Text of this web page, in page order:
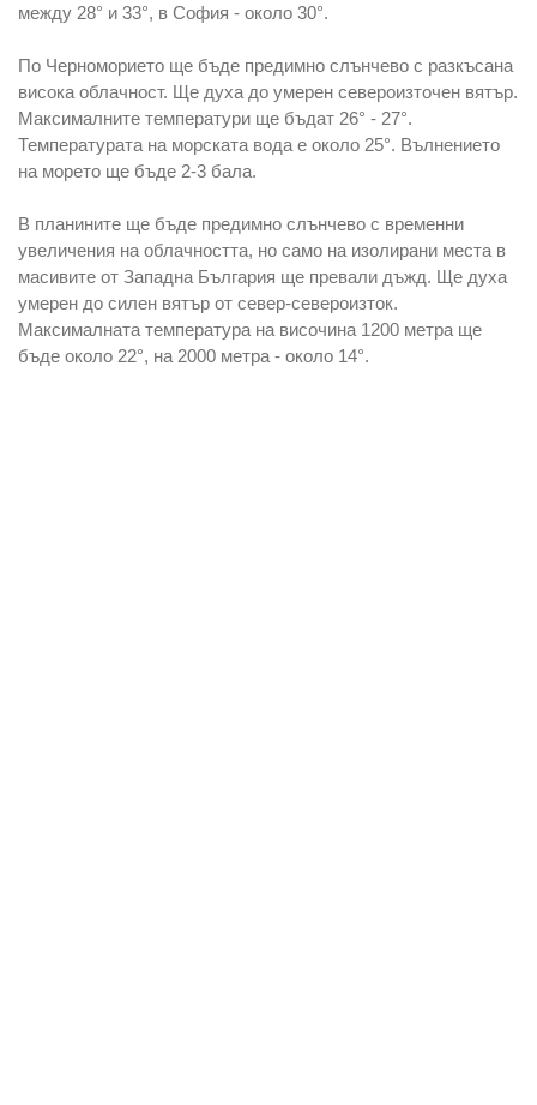
между 28° и 33°, в София - около 30°.
По Черноморието ще бъде предимно слънчево с разкъсана
висока облачност. Ще духа до умерен североизточен вятър.
Максималните температури ще бъдат 26° - 27°.
Температурата на морската вода е около 25°. Вълнението
на морето ще бъде 2-3 бала.
В планините ще бъде предимно слънчево с временни
увеличения на облачността, но само на изолирани места в
масивите от Западна България ще превали дъжд. Ще духа
умерен до силен вятър от север-североизток.
Максималната температура на височина 1200 метра ще
бъде около 22°, на 2000 метра - около 14°.